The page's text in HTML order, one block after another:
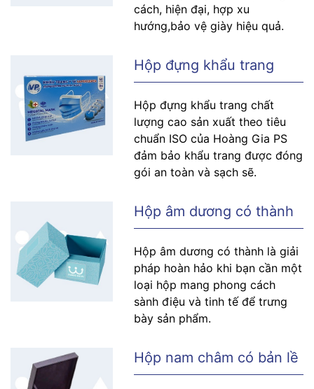
cách, hiện đại, hợp xu
hướng,bảo vệ giày hiệu quả.
Hộp đựng khẩu trang
Hộp đựng khẩu trang chất
lượng cao sản xuất theo tiêu
chuẩn ISO của Hoàng Gia PS
đảm bảo khẩu trang được đóng
gói an toàn và sạch sẽ.
Hộp âm dương có thành
Hộp âm dương có thành là giải
pháp hoàn hảo khi bạn cần một
loại hộp mang phong cách
sành điệu và tinh tế để trưng
bày sản phẩm.
Hộp nam châm có bản lề